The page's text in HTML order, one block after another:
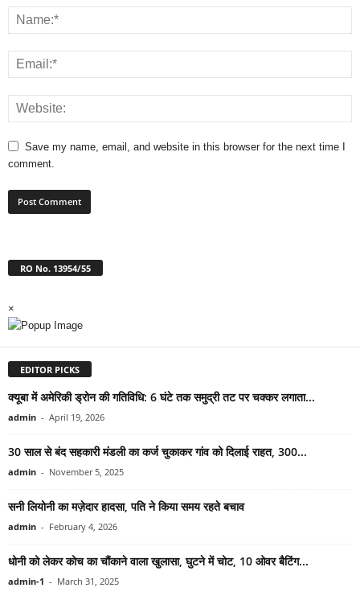
Save my name, email, and website in this browser for the next time I
comment.
RO No. 13954/55
×
EDITOR PICKS
क्यूबा में अमेरिकी ड्रोन की गतिविधि: 6 घंटे तक समुद्री तट पर चक्कर लगाता...
admin - April 19, 2026
30 साल से बंद सहकारी मंडली का कर्ज चुकाकर गांव को दिलाई राहत, 300...
admin - November 5, 2025
सनी लियोनी का मज़ेदार हादसा, पति ने किया समय रहते बचाव
admin - February 4, 2026
धोनी को लेकर कोच का चौंकाने वाला खुलासा, घुटने में चोट, 10 ओवर बैटिंग...
admin-1 - March 31, 2025